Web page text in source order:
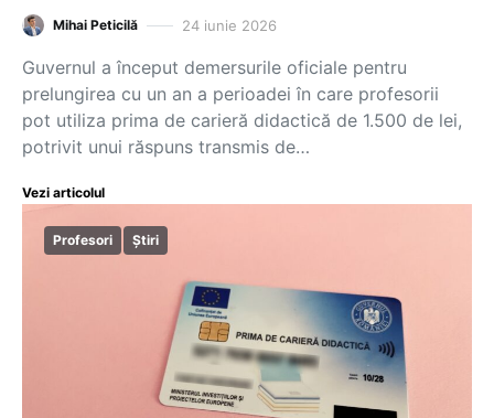
Mihai Peticilă 24 iunie 2026
Guvernul a început demersurile oficiale pentru
prelungirea cu un an a perioadei în care profesorii
pot utiliza prima de carieră didactică de 1.500 de lei,
potrivit unui răspuns transmis de…
Vezi articolul
Profesori Știri